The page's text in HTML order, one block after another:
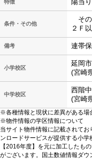
特徴
条件・その他
その
２Ｆ
備考 連帯
小学校区
延岡
(宮崎
中学校区
西階
(宮崎
※各種情報と現状に差異がある場
※物件情報の学区情報について
当サイト物件情報に記載されて
ンロードサービスが提供する小
【2016年度】を元に加工したも
がございます。国土数値情報ダ